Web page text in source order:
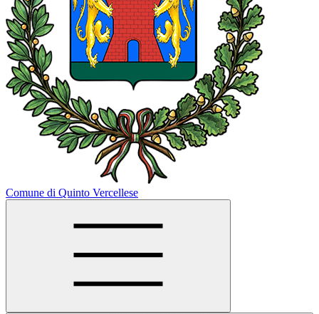
Comune di Quinto Vercellese